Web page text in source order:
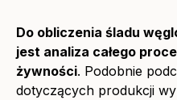
Do obliczenia śladu
jest analiza całego
żywności. Podobnie
dotyczących produkcji